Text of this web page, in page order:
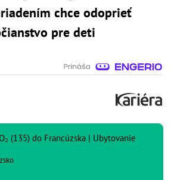
chce odoprieť
pre deti
(135) do Francúzska | Ubytovanie